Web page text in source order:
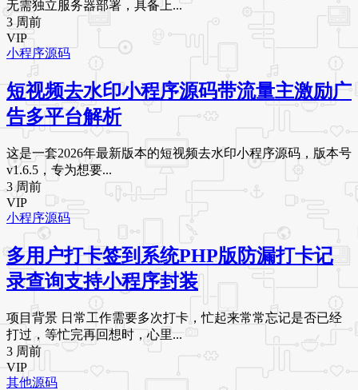
无需独立服务器部署，具备上...
3 周前
VIP
小程序源码
短视频去水印小程序源码带流量主激励广
告多平台解析
这是一套2026年最新版本的短视频去水印小程序源码，版本号
v1.6.5，专为想要...
3 周前
VIP
小程序源码
多用户打卡签到系统PHP版防漏打卡记
录查询支持小程序封装
项目背景 日常工作需要多次打卡，忙起来常常忘记是否已经
打过，等忙完再回想时，心里...
3 周前
VIP
其他源码